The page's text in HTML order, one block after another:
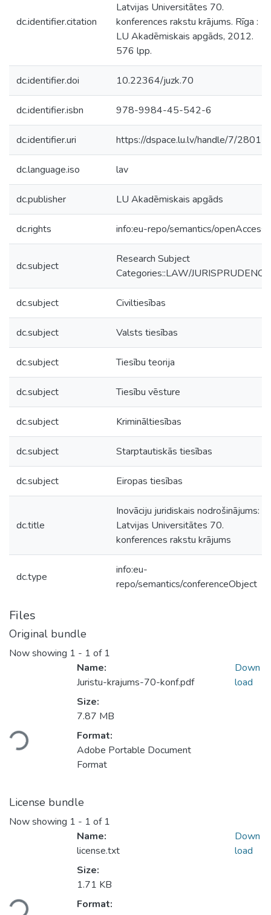
dc.identifier.citation
Latvijas Universitātes 70.
konferences rakstu krājums. Rīga :
LU Akadēmiskais apgāds, 2012.
576 lpp.
dc.identifier.doi 10.22364/juzk.70
dc.identifier.isbn 978-9984-45-542-6
dc.identifier.uri https://dspace.lu.lv/handle/7/2801
dc.language.iso lav
dc.publisher LU Akadēmiskais apgāds
dc.rights info:eu-repo/semantics/openAccess
dc.subject
Research Subject
Categories::LAW/JURISPRUDENCE
dc.subject Civiltiesības
dc.subject Valsts tiesības
dc.subject Tiesību teorija
dc.subject Tiesību vēsture
dc.subject Krimināltiesības
dc.subject Starptautiskās tiesības
dc.subject Eiropas tiesības
dc.title
Inovāciju juridiskais nodrošinājums:
Latvijas Universitātes 70.
konferences rakstu krājums
dc.type
info:eu-
repo/semantics/conferenceObject
Files
Original bundle
Now showing 1 - 1 of 1
Name:
Juristu-krajums-70-konf.pdf
Size:
7.87 MB
Format:
Adobe Portable Document
Format
Down
load
License bundle
Now showing 1 - 1 of 1
Name:
license.txt
Size:
1.71 KB
Format:
Down
load